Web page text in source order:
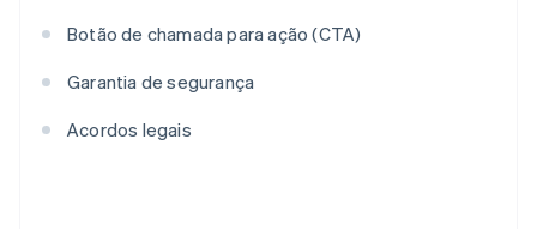
Botão de chamada para ação (CTA)
Garantia de segurança
Acordos legais